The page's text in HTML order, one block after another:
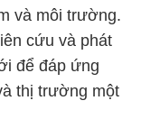
và môi trường.
cứu và phát
để đáp ứng
thị trường một